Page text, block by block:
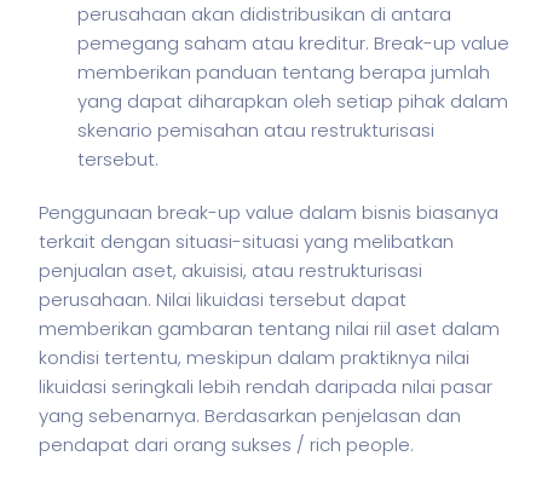
perusahaan akan didistribusikan di antara
pemegang saham atau kreditur. Break-up value
memberikan panduan tentang berapa jumlah
yang dapat diharapkan oleh setiap pihak dalam
skenario pemisahan atau restrukturisasi
tersebut.
Penggunaan break-up value dalam bisnis biasanya
terkait dengan situasi-situasi yang melibatkan
penjualan aset, akuisisi, atau restrukturisasi
perusahaan. Nilai likuidasi tersebut dapat
memberikan gambaran tentang nilai riil aset dalam
kondisi tertentu, meskipun dalam praktiknya nilai
likuidasi seringkali lebih rendah daripada nilai pasar
yang sebenarnya. Berdasarkan penjelasan dan
pendapat dari orang sukses / rich people.